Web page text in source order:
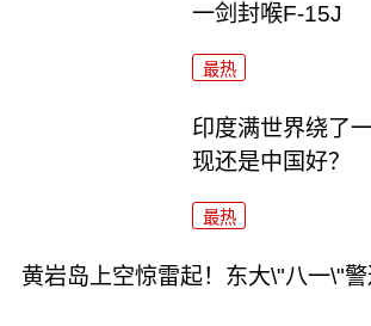
一剑封喉F-15J
最热
印度满世界绕了
现还是中国好？
最热
黄岩岛上空惊雷起！东大\"八一\"